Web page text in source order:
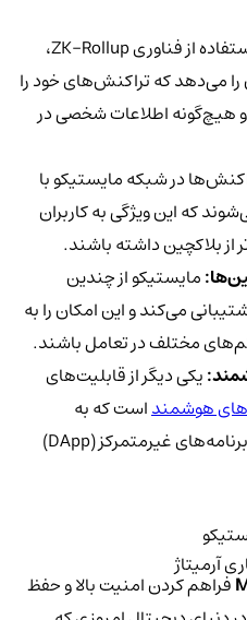
با استفاده از فناوری ZK-Rollup،
می‌دهد که تراکنش‌های خود را
هیچ‌گونه اطلاعات شخصی در
در شبکه مایستیکو با
که این ویژگی به کاربران
بلاکچین داشته باشند.
مایستیکو از چندین
می‌کند و این امکان را به
مختلف در تعامل باشند.
یکی دیگر از قابلیت‌های
هوشمنداست که به
توسعه‌دهندگان اجازه می‌دهد برنامه‌های غیرمتمرکز (DApp)
فراهم کردن امنیت بالا و حفظ
آرمیتاژ